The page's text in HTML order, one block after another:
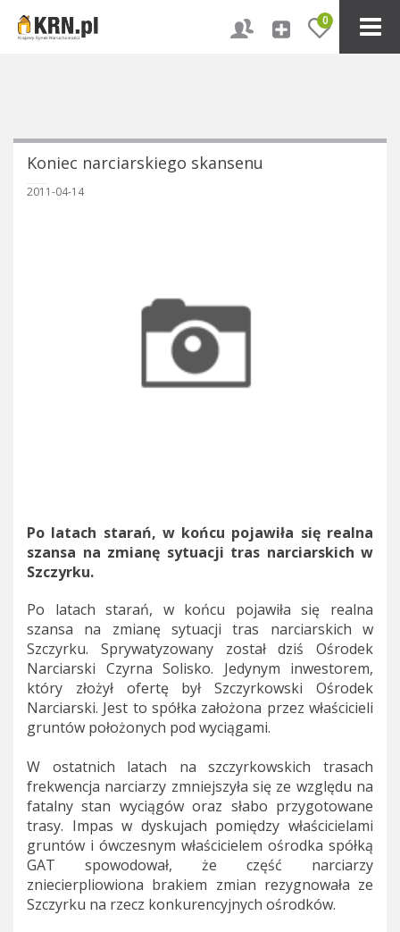
0
Koniec narciarskiego skansenu
2011-04-14
Po latach starań, w końcu pojawiła się realna
szansa na zmianę sytuacji tras narciarskich w
Szczyrku.
Po latach starań, w końcu pojawiła się realna
szansa na zmianę sytuacji tras narciarskich w
Szczyrku. Sprywatyzowany został dziś Ośrodek
Narciarski Czyrna Solisko. Jedynym inwestorem,
który złożył ofertę był Szczyrkowski Ośrodek
Narciarski. Jest to spółka założona przez właścicieli
gruntów położonych pod wyciągami.
W ostatnich latach na szczyrkowskich trasach
frekwencja narciarzy zmniejszyła się ze względu na
fatalny stan wyciągów oraz słabo przygotowane
trasy. Impas w dyskujach pomiędzy właścicielami
gruntów i ówczesnym właścicielem ośrodka spółką
GAT spowodował, że część narciarzy
zniecierpliowiona brakiem zmian rezygnowała ze
Szczyrku na rzecz konkurencyjnych ośrodków.